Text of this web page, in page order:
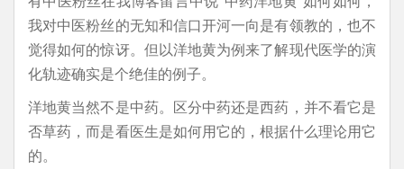
我对中医粉丝的无知和信口开河一向是有领教的，也不
觉得如何的惊讶。但以洋地黄为例来了解现代医学的演
化轨迹确实是个绝佳的例子。
洋地黄当然不是中药。区分中药还是西药，并不看它是
否草药，而是看医生是如何用它的，根据什么理论用它
的。